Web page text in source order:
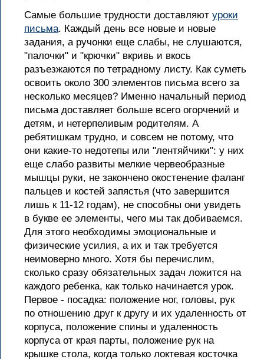
Самые большие трудности доставляют уроки
письма. Каждый день все новые и новые
задания, а ручонки еще слабы, не слушаются,
"палочки" и "крючки" вкривь и вкось
разъезжаются по тетрадному листу. Как суметь
освоить около 300 элементов письма всего за
несколько месяцев? Именно начальный период
письма доставляет больше всего огорчений и
детям, и нетерпеливым родителям. А
ребятишкам трудно, и совсем не потому, что
они какие-то недотепы или "лентяйчики": у них
еще слабо развиты мелкие червеобразные
мышцы руки, не закончено окостенение фаланг
пальцев и костей запястья (что завершится
лишь к 11-12 годам), не способны они увидеть
в букве ее элементы, чего мы так добиваемся.
Для этого необходимы эмоциональные и
физические усилия, а их и так требуется
неимоверно много. Хотя бы перечислим,
сколько сразу обязательных задач ложится на
каждого ребенка, как только начинается урок.
Первое - посадка: положение ног, головы, рук
по отношению друг к другу и их удаленность от
корпуса, положение спины и удаленность
корпуса от края парты, положение рук на
крышке стола, когда только локтевая косточка